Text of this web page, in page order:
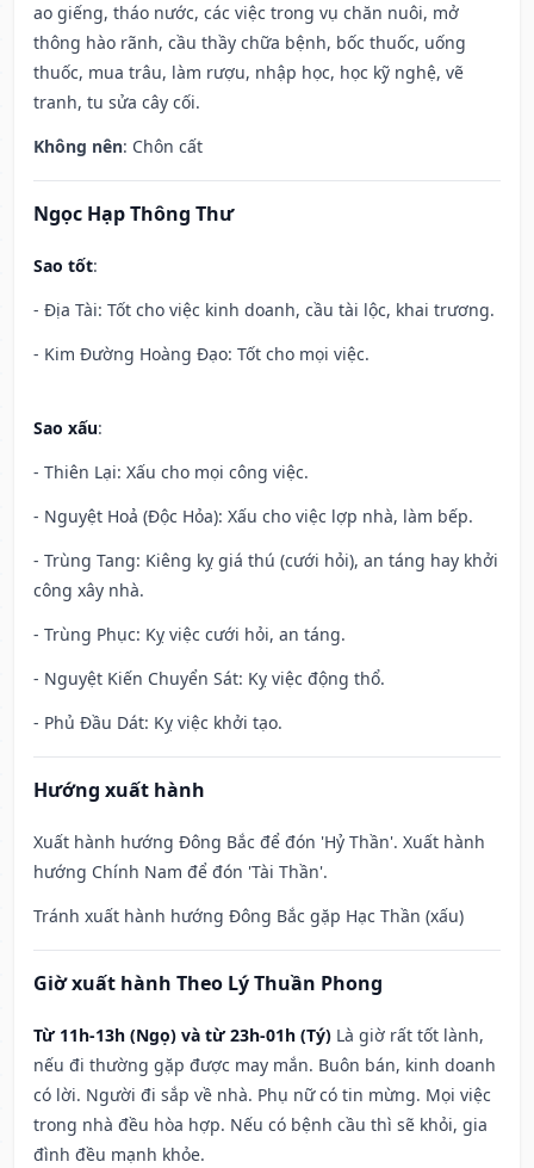
ao giếng, tháo nước, các việc trong vụ chăn nuôi, mở
thông hào rãnh, cầu thầy chữa bệnh, bốc thuốc, uống
thuốc, mua trâu, làm rượu, nhập học, học kỹ nghệ, vẽ
tranh, tu sửa cây cối.
Không nên: Chôn cất
Ngọc Hạp Thông Thư
Sao tốt:
- Địa Tài: Tốt cho việc kinh doanh, cầu tài lộc, khai trương.
- Kim Đường Hoàng Đạo: Tốt cho mọi việc.
Sao xấu:
- Thiên Lại: Xấu cho mọi công việc.
- Nguyệt Hoả (Độc Hỏa): Xấu cho việc lợp nhà, làm bếp.
- Trùng Tang: Kiêng kỵ giá thú (cưới hỏi), an táng hay khởi
công xây nhà.
- Trùng Phục: Kỵ việc cưới hỏi, an táng.
- Nguyệt Kiến Chuyển Sát: Kỵ việc động thổ.
- Phủ Đầu Dát: Kỵ việc khởi tạo.
Hướng xuất hành
Xuất hành hướng Đông Bắc để đón 'Hỷ Thần'. Xuất hành
hướng Chính Nam để đón 'Tài Thần'.
Tránh xuất hành hướng Đông Bắc gặp Hạc Thần (xấu)
Giờ xuất hành Theo Lý Thuần Phong
Từ 11h-13h (Ngọ) và từ 23h-01h (Tý) Là giờ rất tốt lành,
nếu đi thường gặp được may mắn. Buôn bán, kinh doanh
có lời. Người đi sắp về nhà. Phụ nữ có tin mừng. Mọi việc
trong nhà đều hòa hợp. Nếu có bệnh cầu thì sẽ khỏi, gia
đình đều mạnh khỏe.